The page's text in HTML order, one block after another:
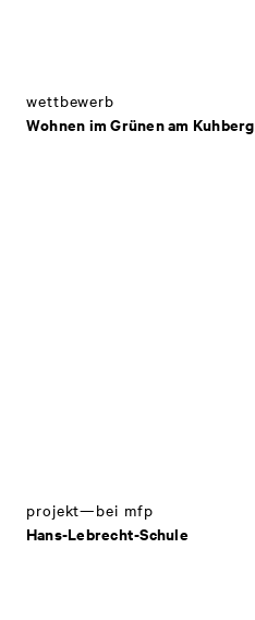
Wohnen im Grünen am Kuhberg
wettbewerb
Hans-Lebrecht-Schule
projekt—bei mfp